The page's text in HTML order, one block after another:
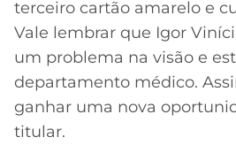
terceiro cartão amarelo e
Vale lembrar que Igor
um problema na visão e
departamento médico.
ganhar uma nova
titular.